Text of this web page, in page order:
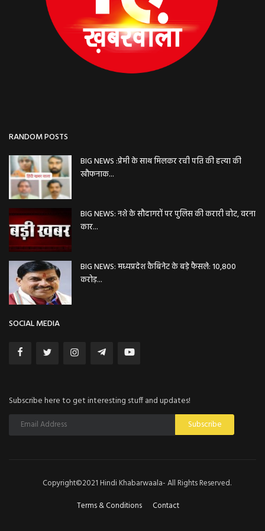
RANDOM POSTS
BIG NEWS :प्रेमी के साथ मिलकर रची पति की हत्या की
खौफनाक...
BIG NEWS: नशे के सौदागरों पर पुलिस की करारी चोट, वरना
कार...
BIG NEWS: मध्यप्रदेश कैबिनेट के बड़े फैसले: 10,800
करोड़...
SOCIAL MEDIA
Subscribe here to get interesting stuff and updates!
Subscribe
Copyright©2021 Hindi Khabarwaala- All Rights Reserved.
Terms & Conditions
Contact